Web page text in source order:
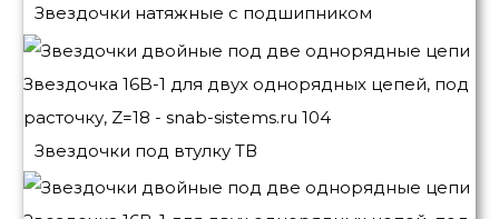
Звездочки натяжные с подшипником
Звездочки под втулку ТВ